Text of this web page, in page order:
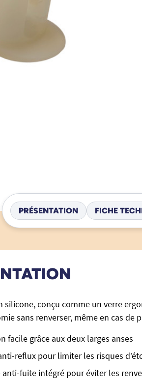
PRÉSENTATION FICHE
silicone, conçu comme un verre
sans renverser, même en cas de
facile grâce aux deux larges anses
reflux pour limiter les risques
anti-fuite intégré pour éviter les